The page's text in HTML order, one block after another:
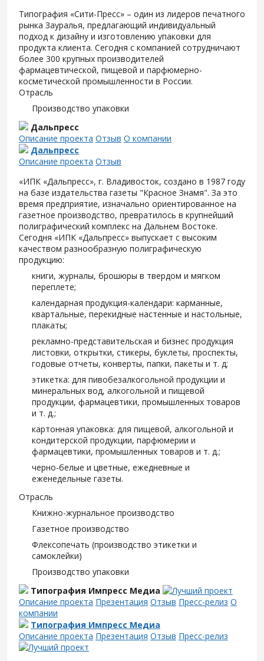
Типография «Сити-Пресс» – один из лидеров печатного
рынка Зауралья, предлагающий индивидуальный
подход к дизайну и изготовлению упаковки для
продукта клиента. Сегодня с компанией сотрудничают
более 300 крупных производителей
фармацевтической, пищевой и парфюмерно-
косметической промышленности в России.
Отрасль
Производство упаковки
Дальпресс
Описание проекта Отзыв О компании
Дальпресс
Описание проекта Отзыв
«ИПК «Дальпресс», г. Владивосток, создано в 1987 году
на базе издательства газеты "Красное Знамя". За это
время предприятие, изначально ориентированное на
газетное производство, превратилось в крупнейший
полиграфический комплекс на Дальнем Востоке.
Сегодня «ИПК «Дальпресс» выпускает с высоким
качеством разнообразную полиграфическую
продукцию:
книги, журналы, брошюры в твердом и мягком
переплете;
календарная продукция-календари: карманные,
квартальные, перекидные настенные и настольные,
плакаты;
рекламно-представительская и бизнес продукция
листовки, открытки, стикеры, буклеты, проспекты,
годовые отчеты, конверты, папки, пакеты и т. д;
этикетка: для пивобезалкогольной продукции и
минеральных вод, алкогольной и пищевой
продукции, фармацевтики, промышленных товаров
и т. д.;
картонная упаковка: для пищевой, алкогольной и
кондитерской продукции, парфюмерии и
фармацевтики, промышленных товаров и т. д.;
черно-белые и цветные, ежедневные и
еженедельные газеты.
Отрасль
Книжно-журнальное производство
Газетное производство
Флексопечать (производство этикетки и
самоклейки)
Производство упаковки
Типография Импресс Медиа
Описание проекта Презентация Отзыв Пресс-релиз О
компании
Типография Импресс Медиа
Описание проекта Презентация Отзыв Пресс-релиз